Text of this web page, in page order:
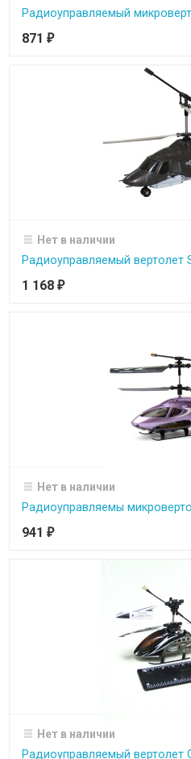
Радиоуправляемый
871 ₽
Нет в наличии
Радиоуправляемый вертолет
1 168 ₽
Нет в наличии
Радиоуправляемы
941 ₽
Нет в наличии
Радиоуправляемый вертолет